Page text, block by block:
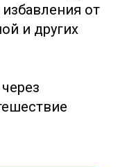
от
и других